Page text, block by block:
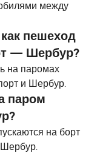
между
пешеход
— Шербур?
на паромах
и Шербур.
паром
на борт